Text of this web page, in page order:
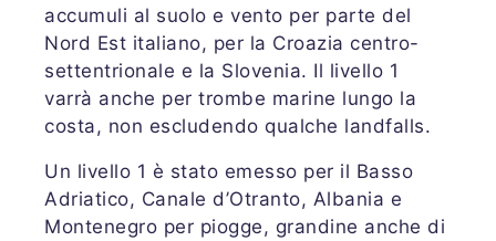
accumuli al suolo e vento per parte del
Nord Est italiano, per la Croazia centro-
settentrionale e la Slovenia. Il livello 1
varrà anche per trombe marine lungo la
costa, non escludendo qualche landfalls.
Un livello 1 è stato emesso per il Basso
Adriatico, Canale d’Otranto, Albania e
Montenegro per piogge, grandine anche di